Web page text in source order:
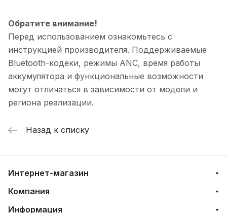
Обратите внимание!
Перед использованием ознакомьтесь с
инструкцией производителя. Поддерживаемые
Bluetooth-кодеки, режимы ANC, время работы
аккумулятора и функциональные возможности
могут отличаться в зависимости от модели и
региона реализации.
Назад к списку
Интернет-магазин
Компания
Информация